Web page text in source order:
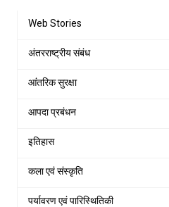
Web Stories
अंतरराष्ट्रीय संबंध
आंतरिक सुरक्षा
आपदा प्रबंधन
इतिहास
कला एवं संस्कृति
पर्यावरण एवं पारिस्थितिकी